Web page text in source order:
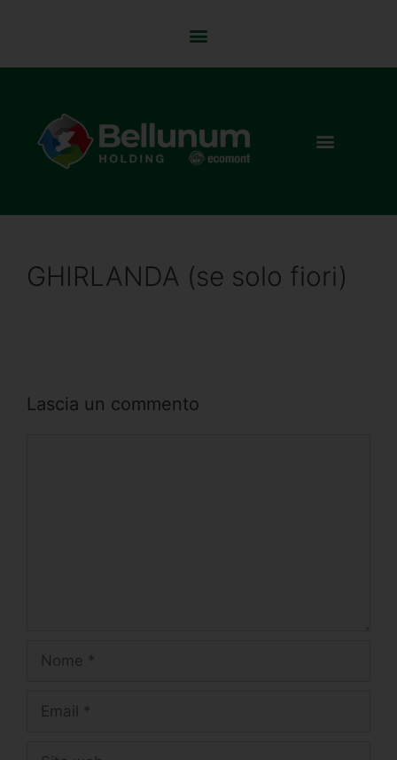
GHIRLANDA (se solo fiori)
Lascia un commento